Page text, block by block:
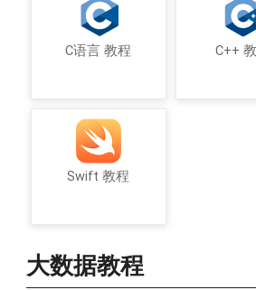
C语言 教程 C++
Swift 教程
大数据教程